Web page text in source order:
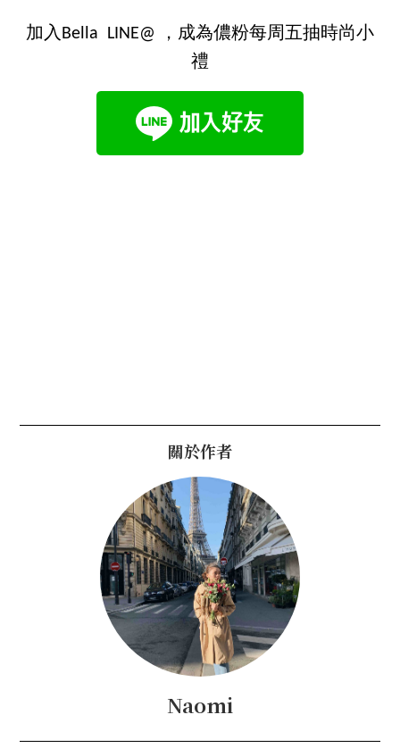
加入Bella LINE@ ，成為儂粉每周五抽時尚小
禮
關於作者
Naomi